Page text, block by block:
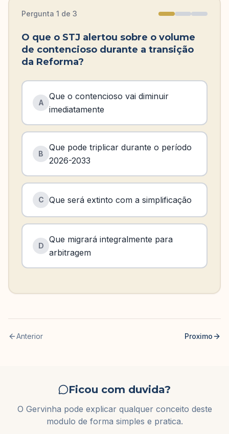
Pergunta 1 de 3
O que o STJ alertou sobre o volume
de contencioso durante a transição
da Reforma?
A
Que o contencioso vai diminuir
imediatamente
B
Que pode triplicar durante o período
2026-2033
C Que será extinto com a simplificação
D
Que migrará integralmente para
arbitragem
Anterior Proximo
Ficou com duvida?
O Gervinha pode explicar qualquer conceito deste
modulo de forma simples e pratica.